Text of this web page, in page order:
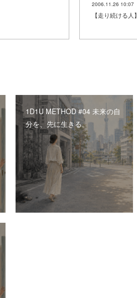
2006.11.26 10:07
【走り続ける人】
1D1U METHOD #04 未来の自
分を、先に生きる。